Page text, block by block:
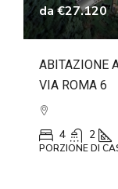
da€27.120
ABITAZIONE
VIA ROMA 6
4 2
PORZIONE DI